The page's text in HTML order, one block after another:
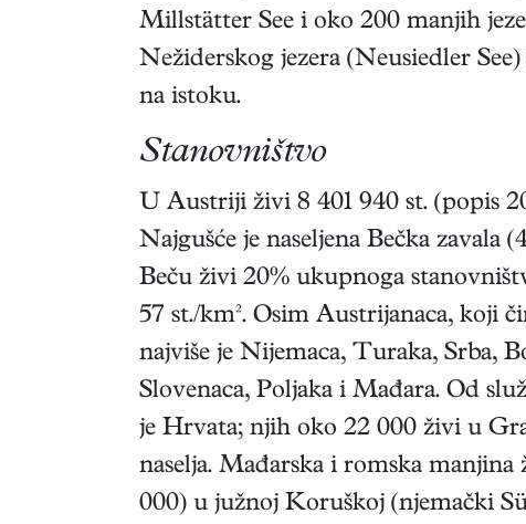
Millstätter See i oko 200 manjih
Nežiderskog jezera (Neusiedler
na istoku.
Stanovništvo
U Austriji živi 8 401 940 st. (popis
Najgušće je naseljena Bečka zavala
Beču živi 20% ukupnoga
57 st./km². Osim Austrijanaca, koji
najviše je Nijemaca, Turaka, Srba,
Slovenaca, Poljaka i Mađara. Od
je Hrvata; njih oko 22 000 živi u
naselja. Mađarska i romska manjina
000) u južnoj Koruškoj (njemački